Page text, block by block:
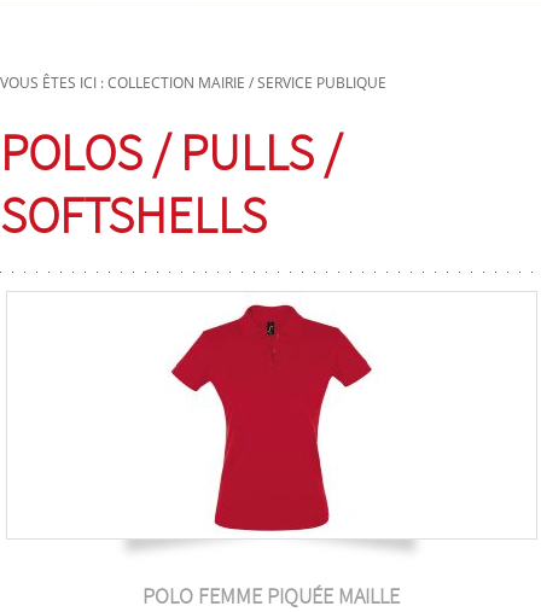
VOUS ÊTES ICI : COLLECTION MAIRIE / SERVICE PUBLIQUE
POLOS / PULLS /
SOFTSHELLS
POLO FEMME PIQUÉE MAILLE